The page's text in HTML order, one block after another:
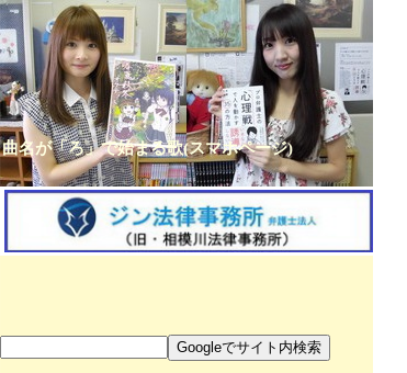
曲名が「ろ」で始まる歌(スマホページ)